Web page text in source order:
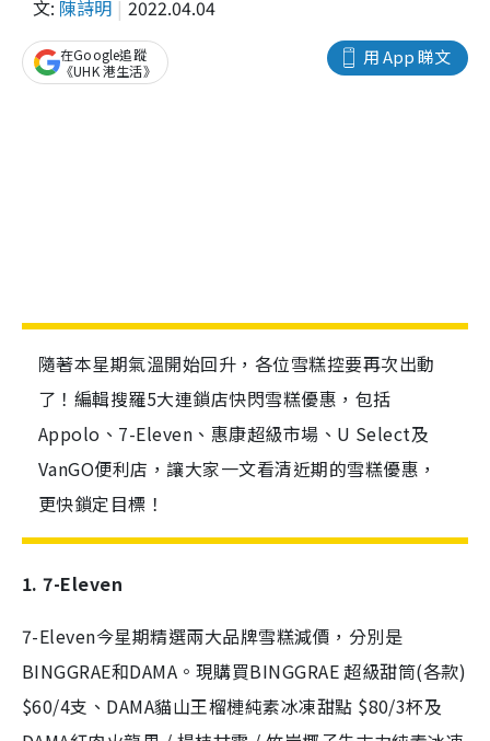
文: 陳詩明 2022.04.04
用 App 睇文
在Google追蹤
《UHK 港生活》
隨著本星期氣溫開始回升，各位雪糕控要再次出動
了！編輯搜羅5大連鎖店快閃雪糕優惠，包括
Appolo、7-Eleven、惠康超級市場、U Select及
VanGO便利店，讓大家一文看清近期的雪糕優惠，
更快鎖定目標！
1. 7-Eleven
7-Eleven今星期精選兩大品牌雪糕減價，分別是
BINGGRAE和DAMA。現購買BINGGRAE 超級甜筒(各款)
$60/4支、DAMA貓山王榴槤純素冰凍甜點 $80/3杯及